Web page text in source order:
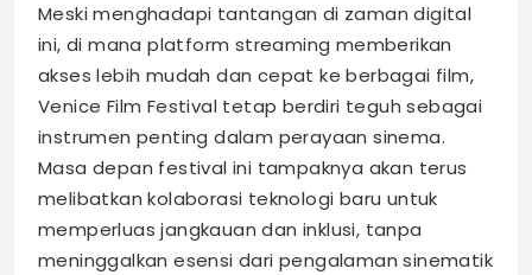
Meski menghadapi tantangan di zaman digital
ini, di mana platform streaming memberikan
akses lebih mudah dan cepat ke berbagai film,
Venice Film Festival tetap berdiri teguh sebagai
instrumen penting dalam perayaan sinema.
Masa depan festival ini tampaknya akan terus
melibatkan kolaborasi teknologi baru untuk
memperluas jangkauan dan inklusi, tanpa
meninggalkan esensi dari pengalaman sinematik